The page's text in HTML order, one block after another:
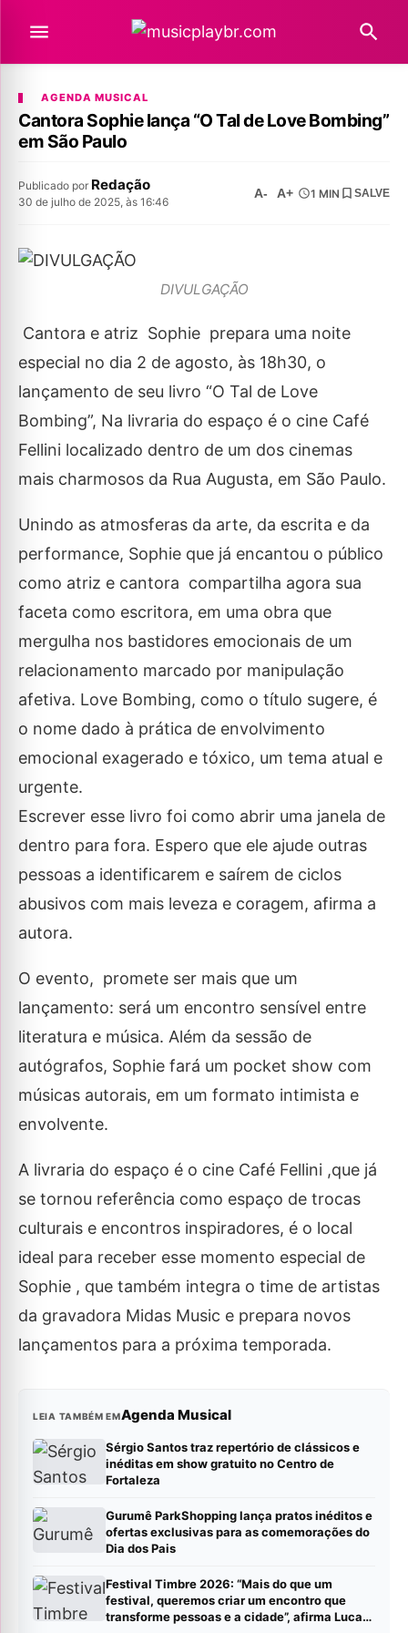
AGENDA MUSICAL
Cantora Sophie lança “O Tal de Love Bombing”
em São Paulo
Publicado por Redação
30 de julho de 2025, às 16:46
A- A+ 1 MIN SALVE
DIVULGAÇÃO
Cantora e atriz Sophie prepara uma noite
especial no dia 2 de agosto, às 18h30, o
lançamento de seu livro “O Tal de Love
Bombing”, Na livraria do espaço é o cine Café
Fellini localizado dentro de um dos cinemas
mais charmosos da Rua Augusta, em São Paulo.
Unindo as atmosferas da arte, da escrita e da
performance, Sophie que já encantou o público
como atriz e cantora compartilha agora sua
faceta como escritora, em uma obra que
mergulha nos bastidores emocionais de um
relacionamento marcado por manipulação
afetiva. Love Bombing, como o título sugere, é
o nome dado à prática de envolvimento
emocional exagerado e tóxico, um tema atual e
urgente.
Escrever esse livro foi como abrir uma janela de
dentro para fora. Espero que ele ajude outras
pessoas a identificarem e saírem de ciclos
abusivos com mais leveza e coragem, afirma a
autora.
O evento, promete ser mais que um
lançamento: será um encontro sensível entre
literatura e música. Além da sessão de
autógrafos, Sophie fará um pocket show com
músicas autorais, em um formato intimista e
envolvente.
A livraria do espaço é o cine Café Fellini ,que já
se tornou referência como espaço de trocas
culturais e encontros inspiradores, é o local
ideal para receber esse momento especial de
Sophie , que também integra o time de artistas
da gravadora Midas Music e prepara novos
lançamentos para a próxima temporada.
LEIA TAMBÉM EMAgenda Musical
Sérgio Santos traz repertório de clássicos e
inéditas em show gratuito no Centro de
Fortaleza
Gurumê ParkShopping lança pratos inéditos e
ofertas exclusivas para as comemorações do
Dia dos Pais
Festival Timbre 2026: “Mais do que um
festival, queremos criar um encontro que
transforme pessoas e a cidade”, afirma Lucas